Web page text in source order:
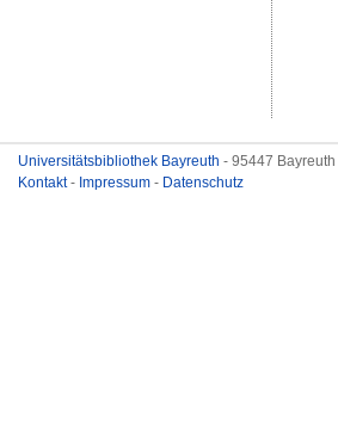
Universitätsbibliothek Bayreuth - 95447
Kontakt- Impressum - Datenschutz